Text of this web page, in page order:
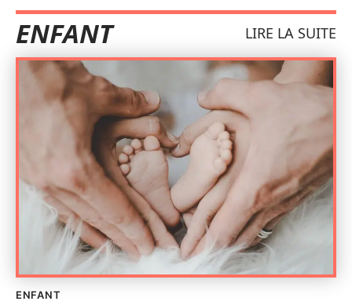
ENFANT LIRE LA SUITE
ENFANT